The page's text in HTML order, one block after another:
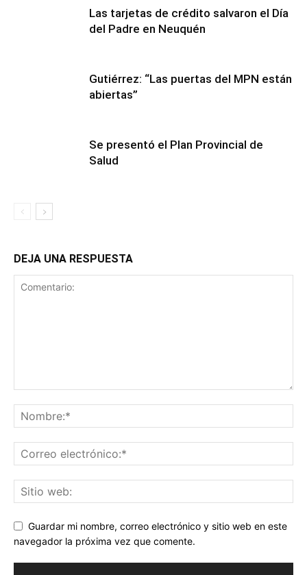
Las tarjetas de crédito salvaron el Día
del Padre en Neuquén
Gutiérrez: “Las puertas del MPN están
abiertas”
Se presentó el Plan Provincial de
Salud
DEJA UNA RESPUESTA
Guardar mi nombre, correo electrónico y sitio web en este
navegador la próxima vez que comente.